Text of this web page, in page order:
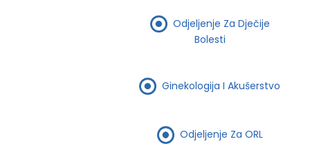
Odjeljenje Za Dječije
Bolesti
Ginekologija I Akušerstvo
Odjeljenje Za ORL